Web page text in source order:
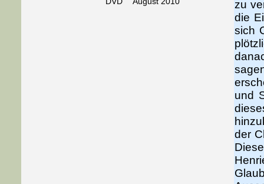
zu
die
sich
und
der